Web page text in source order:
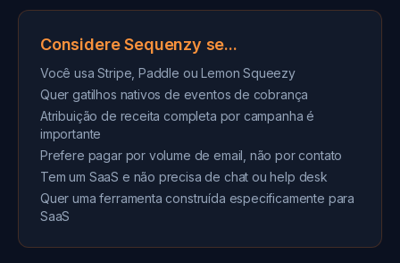
Considere Sequenzy se...
Você usa Stripe, Paddle ou Lemon Squeezy
Quer gatilhos nativos de eventos de cobrança
Atribuição de receita completa por campanha é
importante
Prefere pagar por volume de email, não por contato
Tem um SaaS e não precisa de chat ou help desk
Quer uma ferramenta construída especificamente para
SaaS